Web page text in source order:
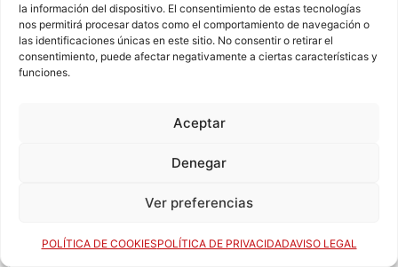
la información del dispositivo. El consentimiento de estas tecnologías
nos permitirá procesar datos como el comportamiento de navegación o
las identificaciones únicas en este sitio. No consentir o retirar el
consentimiento, puede afectar negativamente a ciertas características y
funciones.
Aceptar
Denegar
Ver preferencias
POLÍTICA DE COOKIESPOLÍTICA DE PRIVACIDADAVISO LEGAL
TEMPORADA 2004-05